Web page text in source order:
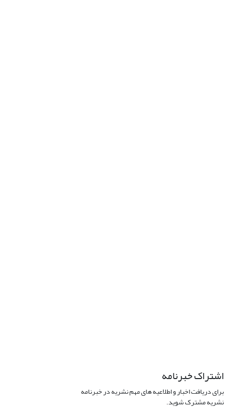
اشتراک خبرنامه
برای دریافت اخبار و اطلاعیه های مهم نشریه در خبرنامه
نشریه مشترک شوید.